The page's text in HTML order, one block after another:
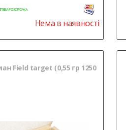
РОЗСТРОЧКА
Нема в наявності
Field target (0,55 гр 1250